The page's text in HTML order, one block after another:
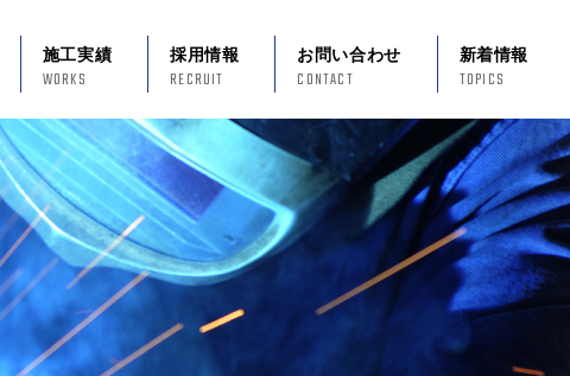
施工実績
WORKS
採用情報
RECRUIT
お問い合わせ
CONTACT
新着情報
TOPICS